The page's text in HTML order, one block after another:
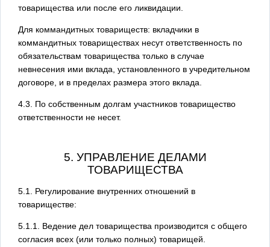
товарищества или после его ликвидации.
Для коммандитных товариществ: вкладчики в
коммандитных товариществах несут ответственность по
обязательствам товарищества только в случае
невнесения ими вклада, установленного в учредительном
договоре, и в пределах размера этого вклада.
4.3. По собственным долгам участников товарищество
ответственности не несет.
5. УПРАВЛЕНИЕ ДЕЛАМИ
ТОВАРИЩЕСТВА
5.1. Регулирование внутренних отношений в
товариществе:
5.1.1. Ведение дел товарищества производится с общего
согласия всех (или только полных) товарищей.